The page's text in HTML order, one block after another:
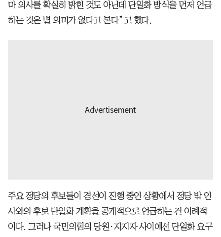
마 의사를 확실히 밝힌 것도 아닌데 단일화 방식을 먼저 언급
하는 것은 별 의미가 없다고 본다”고 했다.
주요 정당의 후보들이 경선이 진행 중인 상황에서 정당 밖 인
사와의 후보 단일화 계획을 공개적으로 언급하는 건 이례적
이다. 그러나 국민의힘의 당원·지지자 사이에선 단일화 요구